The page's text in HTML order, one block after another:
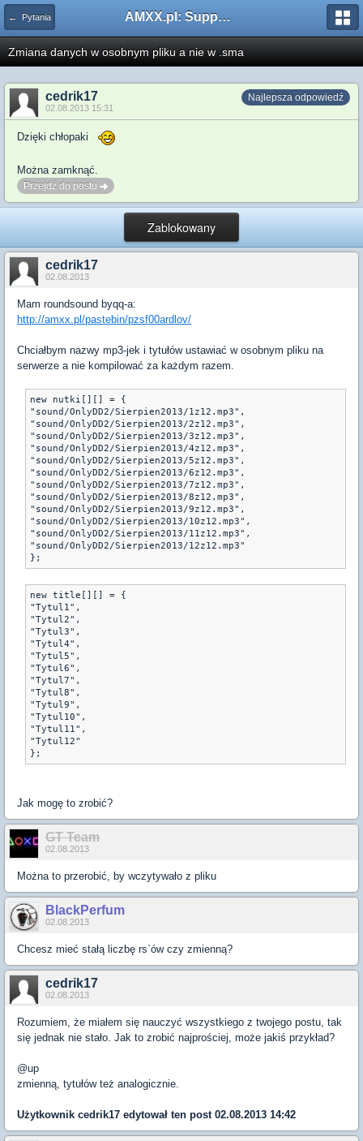
← Pytania AMXX.pl: Support AMX Mod X i SourceMod
Zmiana danych w osobnym pliku a nie w .sma
Najlepsza odpowiedź
cedrik17
02.08.2013 15:31
Dzięki chłopaki
Można zamknąć.
Przejdź do postu
Zablokowany
cedrik17
02.08.2013
Mam roundsound byqq-a:
http://amxx.pl/pastebin/pzsf00ardlov/
Chciałbym nazwy mp3-jek i tytułów ustawiać w osobnym pliku na
serwerze a nie kompilować za każdym razem.
new nutki[][] = {
"sound/OnlyDD2/Sierpien2013/1z12.mp3",
"sound/OnlyDD2/Sierpien2013/2z12.mp3",
"sound/OnlyDD2/Sierpien2013/3z12.mp3",
"sound/OnlyDD2/Sierpien2013/4z12.mp3",
"sound/OnlyDD2/Sierpien2013/5z12.mp3",
"sound/OnlyDD2/Sierpien2013/6z12.mp3",
"sound/OnlyDD2/Sierpien2013/7z12.mp3",
"sound/OnlyDD2/Sierpien2013/8z12.mp3",
"sound/OnlyDD2/Sierpien2013/9z12.mp3",
"sound/OnlyDD2/Sierpien2013/10z12.mp3",
"sound/OnlyDD2/Sierpien2013/11z12.mp3",
"sound/OnlyDD2/Sierpien2013/12z12.mp3"
};
new title[][] = {
"Tytul1",
"Tytul2",
"Tytul3",
"Tytul4",
"Tytul5",
"Tytul6",
"Tytul7",
"Tytul8",
"Tytul9",
"Tytul10",
"Tytul11",
"Tytul12"
};
Jak mogę to zrobić?
GT Team
02.08.2013
Można to przerobić, by wczytywało z pliku
BlackPerfum
02.08.2013
Chcesz mieć stałą liczbę rs`ów czy zmienną?
cedrik17
02.08.2013
Rozumiem, że miałem się nauczyć wszystkiego z twojego postu, tak
się jednak nie stało. Jak to zrobić najprościej, może jakiś przykład?
@up
zmienną, tytułów też analogicznie.
Użytkownik cedrik17 edytował ten post 02.08.2013 14:42